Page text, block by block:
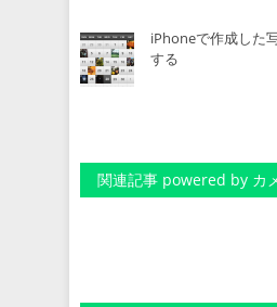
iPhoneで作成した
する
関連記事 powered by カ